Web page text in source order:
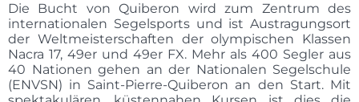
Die Bucht von Quiberon wird zum Zentrum des
internationalen Segelsports und ist Austragungsort
der Weltmeisterschaften der olympischen Klassen
Nacra 17, 49er und 49er FX. Mehr als 400 Segler aus
40 Nationen gehen an der Nationalen Segelschule
(ENVSN) in Saint-Pierre-Quiberon an den Start. Mit